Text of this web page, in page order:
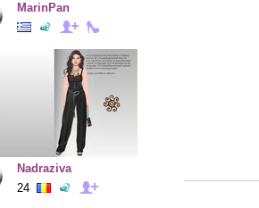
MarinPan
Nadraziva
24